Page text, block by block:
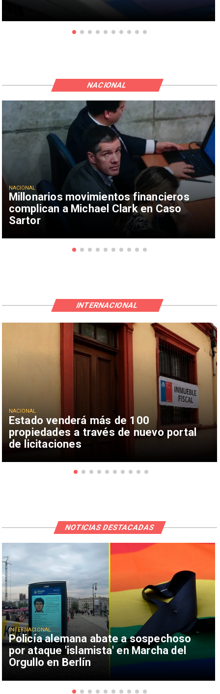
Millonarios movimientos financieros
complican a Michael Clark en Caso
Sartor
NACIONAL
NACIONAL
Estado venderá más de 100
propiedades a través de nuevo portal
de licitaciones
NACIONAL
INTERNACIONAL
Policía alemana abate a sospechoso
por ataque 'islamista' en Marcha del
Orgullo en Berlín
INTERNACIONAL
NOTICIAS DESTACADAS